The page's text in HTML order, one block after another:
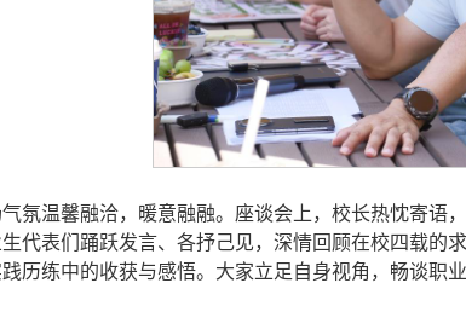
氛温馨融洽，暖意融融。座谈会上，校长热忱寄语
代表们踊跃发言、各抒己见，深情回顾在校四载的
历练中的收获与感悟。大家立足自身视角，畅谈职